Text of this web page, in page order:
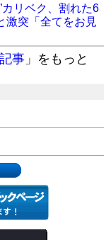
カリベク、割れた6
激突「全てをお見
事 」をもっと